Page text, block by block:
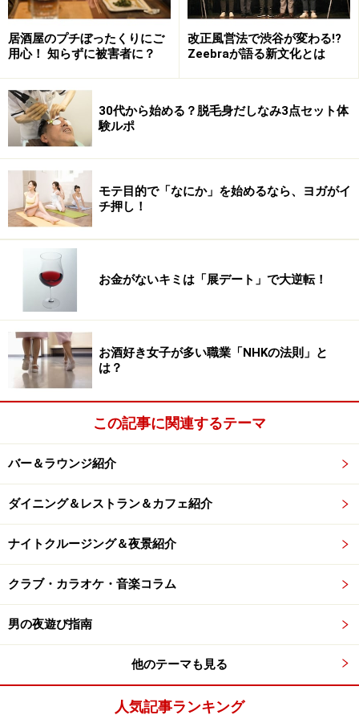
居酒屋のプチぼったくりにご
用心！ 知らずに被害者に？
改正風営法で渋谷が変わる!?
Zeebraが語る新文化とは
30代から始める？脱毛身だしなみ3点セット体
験ルポ
モテ目的で「なにか」を始めるなら、ヨガがイ
チ押し！
お金がないキミは「展デート」で大逆転！
お酒好き女子が多い職業「NHKの法則」と
は？
この記事に関連するテーマ
バー＆ラウンジ紹介
ダイニング＆レストラン＆カフェ紹介
ナイトクルージング＆夜景紹介
クラブ・カラオケ・音楽コラム
男の夜遊び指南
他のテーマも見る
人気記事ランキング